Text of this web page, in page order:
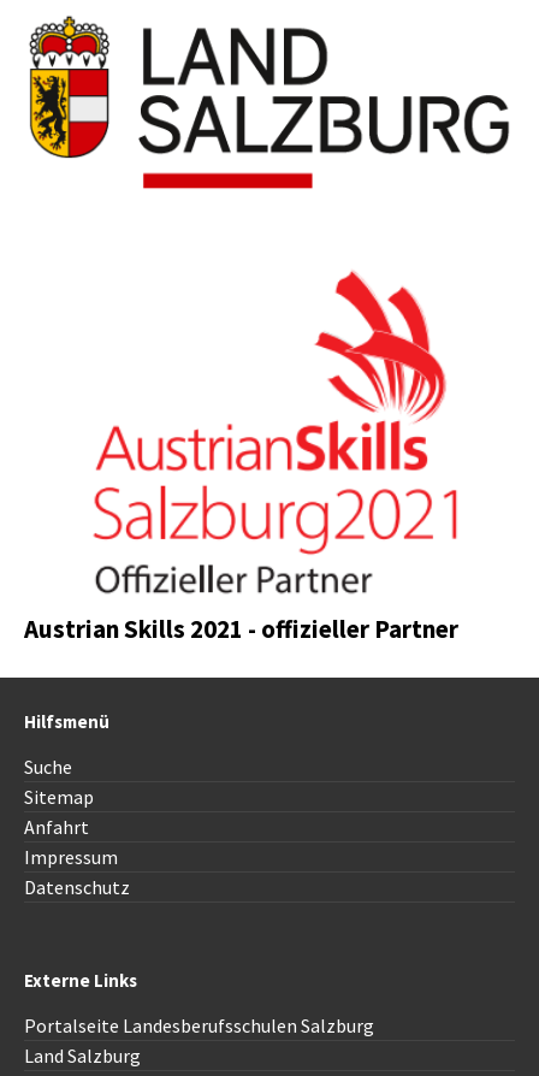
Austrian Skills 2021 - offizieller Partner
Hilfsmenü
Suche
Sitemap
Anfahrt
Impressum
Datenschutz
Externe Links
Portalseite Landesberufsschulen Salzburg
Land Salzburg